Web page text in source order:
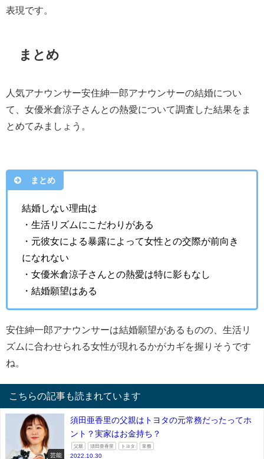
表現です。
まとめ
人気アナウンサー安住紳一郎アナウンサーの結婚につい
て、女優米倉涼子さんとの熱愛について調査した結果をま
とめてみましょう。
まとめ
結婚しない理由は
・生活リズムにこだわりがある
・元彼女による暴露によって女性との交際が前向き
になれない
・女優米倉涼子さんとの熱愛は特に影もなし
・結婚願望はある
安住紳一郎アナウンサーは結婚願望があるものの、生活リ
ズムに合わせられる女性が現れるかがカギを握りそうです
ね。
こちらの記事も読まれています
芸能
須田亜香里の父親はトヨタの元常務だったってホ
ント？実家はお金持ち？
父親 須田亜香里 トヨタ 常務
2022.10.30